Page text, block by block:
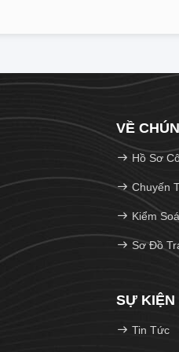
VỀ
Hồ Sơ
Chuyến
Kiểm
Sơ Đồ
SỰ KIỆN
Tin Tức